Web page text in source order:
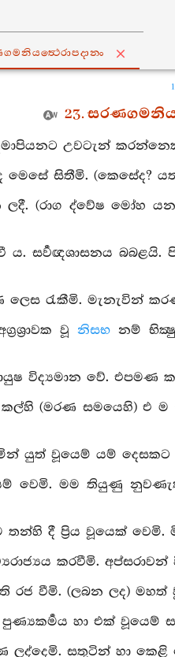
23.
උවටැන්
මෙසේ සිතීමි. (කෙසේද?
(රාග ද්වේෂ මෝහ
ය. සර්‍වඥශාසනය
ලෙස රැකීමි. මැනැවින්
වූනිසභ නම්
විද්‍යමාන වේ. එපමණ
කල්හි (මරණ සමයෙහි) එ
යුත් වූයෙම් යම්
වෙමි. මම තියුණු
තන්හි දී ප්‍රිය වූයෙක්
දිව්‍යරාජ්‍යය කරවීමි.
රජ වීමි. (ලබන ලද)
හා එක් වූයෙම්
ලද්දෙමි. සතුටින් හා